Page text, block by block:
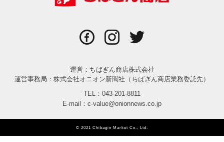
運営：ちばぎん商店株式会社
運営事務局：株式会社オニオン新聞社（ちばぎん商店業務委託先）
TEL：043-201-8811
E-mail：c-value@onionnews.co.jp
© 2021 Chibagin Market Co., Ltd.